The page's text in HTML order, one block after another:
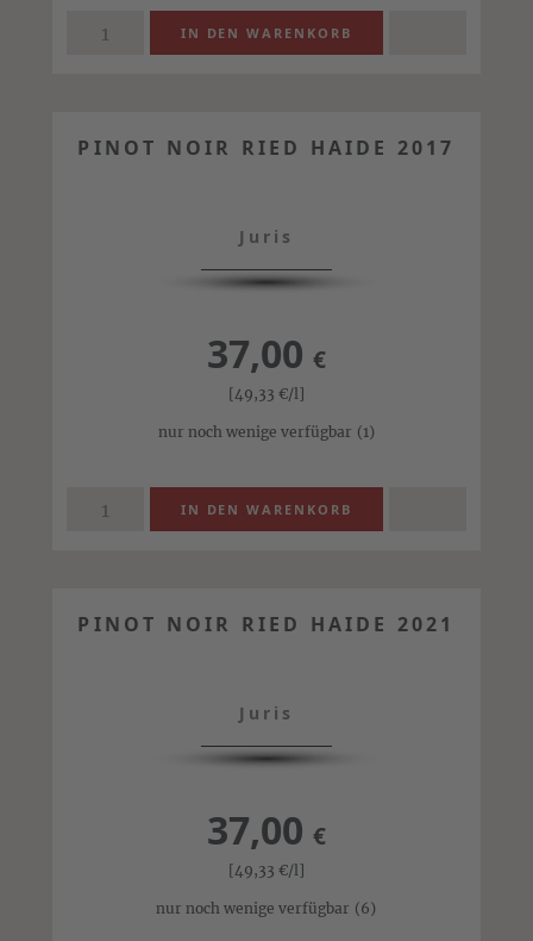
PINOT NOIR RIED HAIDE 2017
Juris
37,00 €
[49,33 €/l]
nur noch wenige verfügbar (1)
PINOT NOIR RIED HAIDE 2021
Juris
37,00 €
[49,33 €/l]
nur noch wenige verfügbar (6)